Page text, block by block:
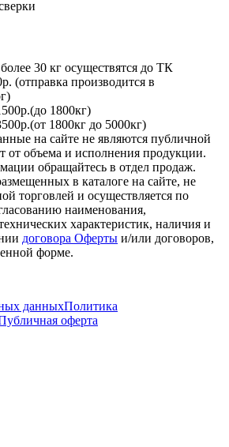
30 кг осуществятся до ТК
(отправка производится в
1800кг)
1800кг до 5000кг)
на сайте не являются публичной
от объема и исполнения продукции.
обращайтесь в отдел продаж.
в каталоге на сайте, не
торговлей и осуществляется по
наименования,
характеристик, наличия и
договора Оферты и/или договоров,
форме.
данныхПолитика
оферта